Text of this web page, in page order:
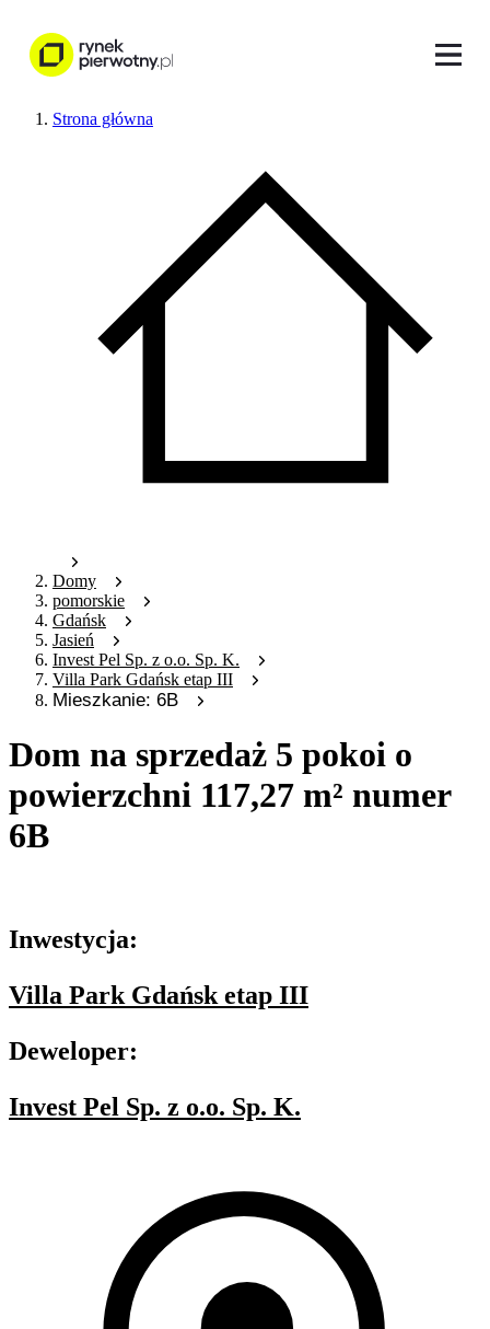
Strona główna
Domy
pomorskie
Gdańsk
Jasień
Invest Pel Sp. z o.o. Sp. K.
Villa Park Gdańsk etap III
Mieszkanie: 6B
Dom na sprzedaż 5 pokoi o
powierzchni 117,27 m² numer
6B
Inwestycja:
Villa Park Gdańsk etap III
Deweloper:
Invest Pel Sp. z o.o. Sp. K.